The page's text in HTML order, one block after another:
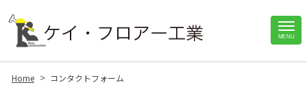
MENU
Home > コンタクトフォーム
Site
Footer